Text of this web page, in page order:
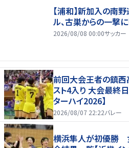
【浦和】新加入の南
ル、古巣からの一撃
2026/08/08 00:00サッカー
前回大会王者の鎮西
スト4入り 大会最終
ターハイ2026】
2026/08/07 22:22バレー
横浜隼人が初優勝